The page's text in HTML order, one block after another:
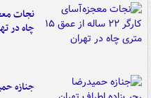
چاه در
جنازه